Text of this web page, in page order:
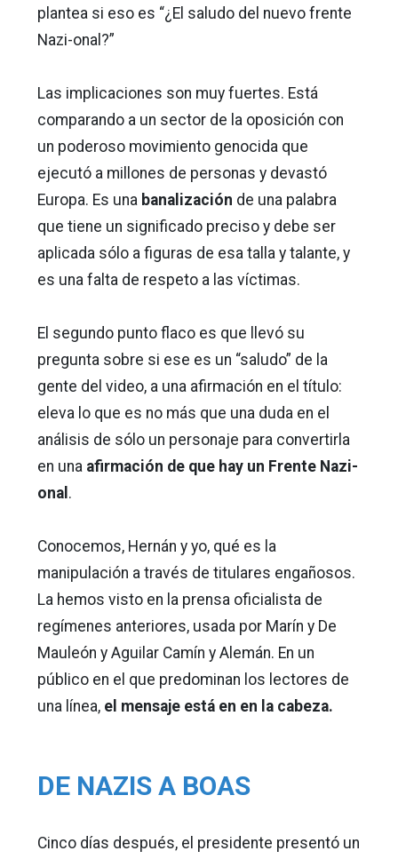
plantea si eso es “¿El saludo del nuevo frente
Nazi-onal?”
Las implicaciones son muy fuertes. Está
comparando a un sector de la oposición con
un poderoso movimiento genocida que
ejecutó a millones de personas y devastó
Europa. Es una banalización de una palabra
que tiene un significado preciso y debe ser
aplicada sólo a figuras de esa talla y talante, y
es una falta de respeto a las víctimas.
El segundo punto flaco es que llevó su
pregunta sobre si ese es un “saludo” de la
gente del video, a una afirmación en el título:
eleva lo que es no más que una duda en el
análisis de sólo un personaje para convertirla
en una afirmación de que hay un Frente Nazi-
onal .
Conocemos, Hernán y yo, qué es la
manipulación a través de titulares engañosos.
La hemos visto en la prensa oficialista de
regímenes anteriores, usada por Marín y De
Mauleón y Aguilar Camín y Alemán. En un
público en el que predominan los lectores de
una línea, el mensaje está en en la cabeza.
DE NAZIS A BOAS
Cinco días después, el presidente presentó un